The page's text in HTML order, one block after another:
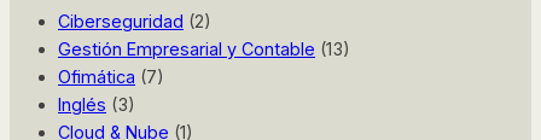
Ciberseguridad (2)
Gestión Empresarial y Contable (13)
Ofimática (7)
Inglés (3)
Cloud & Nube (1)